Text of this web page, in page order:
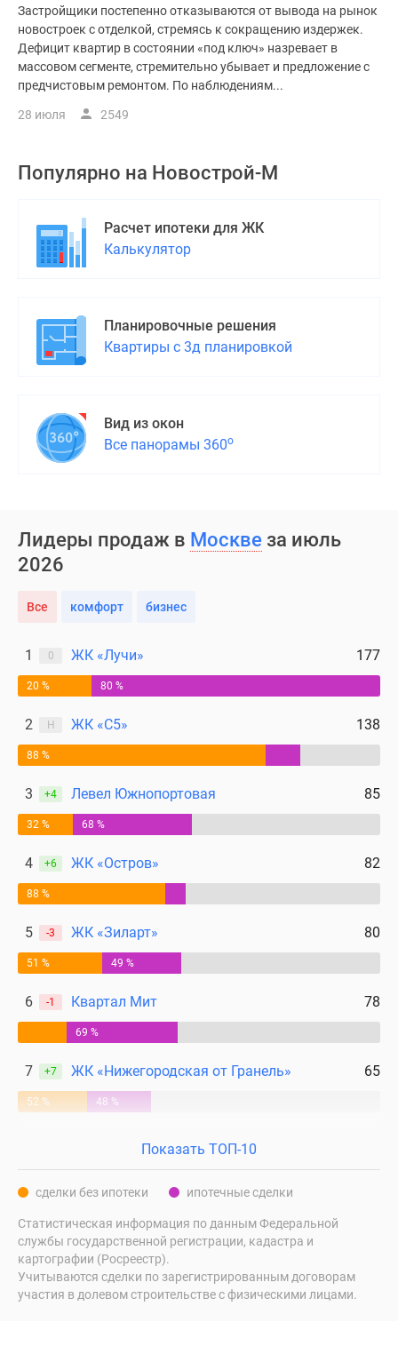
Застройщики постепенно отказываются от вывода на рынок
новостроек с отделкой, стремясь к сокращению издержек.
Дефицит квартир в состоянии «под ключ» назревает в
массовом сегменте, стремительно убывает и предложение с
предчистовым ремонтом. По наблюдениям...
28 июля 2549
Популярно на Новострой-М
Расчет ипотеки для ЖК
Калькулятор
Планировочные решения
Квартиры с 3д планировкой
Вид из окон
Все панорамы 360о
Лидеры продаж в Москве за июль
2026
Все комфорт бизнес
1 0 ЖК «Лучи» 177
20 % 80 %
2 Н ЖК «С5» 138
88 %
3 +4 Левел Южнопортовая 85
32 % 68 %
4 +6 ЖК «Остров» 82
88 %
5 -3 ЖК «Зиларт» 80
51 % 49 %
6 -1 Квартал Мит 78
69 %
7 +7 ЖК «Нижегородская от Гранель» 65
52 % 48 %
Показать ТОП-10
сделки без ипотеки ипотечные сделки
Статистическая информация по данным Федеральной
службы государственной регистрации, кадастра и
картографии (Росреестр).
Учитываются сделки по зарегистрированным договорам
участия в долевом строительстве с физическими лицами.